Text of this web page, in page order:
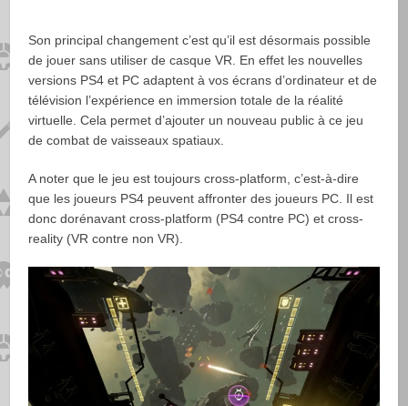
Son principal changement c’est qu’il est désormais possible
de jouer sans utiliser de casque VR. En effet les nouvelles
versions PS4 et PC adaptent à vos écrans d’ordinateur et de
télévision l’expérience en immersion totale de la réalité
virtuelle. Cela permet d’ajouter un nouveau public à ce jeu
de combat de vaisseaux spatiaux.
A noter que le jeu est toujours cross-platform, c’est-à-dire
que les joueurs PS4 peuvent affronter des joueurs PC. Il est
donc dorénavant cross-platform (PS4 contre PC) et cross-
reality (VR contre non VR).